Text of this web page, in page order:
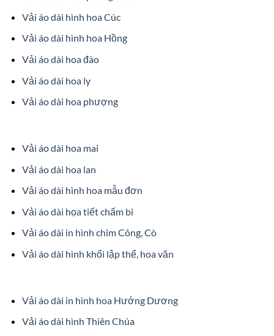
Vải áo dài hình hoa Cúc
Vải áo dài hình hoa Hồng
Vải áo dài hoa đào
Vải áo dài hoa ly
Vải áo dài hoa phượng
Vải áo dài hoa mai
Vải áo dài hoa lan
Vải áo dài hình hoa mẫu đơn
Vải áo dài họa tiết chấm bi
Vải áo dài in hình chim Công, Cò
Vải áo dài hình khối lập thể, hoa văn
Vải áo dài in hình hoa Hướng Dương
Vải áo dài hình Thiên Chúa